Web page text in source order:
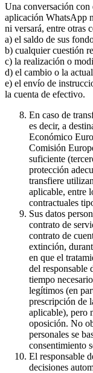
Una conversación con
aplicación WhatsApp
ni versará, entre otras
a) el saldo de sus
b) cualquier cuestión
c) la realización o
d) el cambio o la
e) el envío de
la cuenta de efectivo.
En caso de
es decir, a
Económico
Comisión
suficiente
protección
transfiere
aplicable, entre
contractuales
Sus datos
contrato de
contrato de
extinción,
en que el
del responsable
tiempo
legítimos (en
prescripción de
aplicable), pero
oposición. No
personales se
consentimiento
El responsable
decisiones